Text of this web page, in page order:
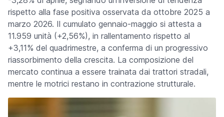
rispetto alla fase positiva osservata da ottobre 2025 a
marzo 2026. Il cumulato gennaio-maggio si attesta a
11.959 unità (+2,56%), in rallentamento rispetto al
+3,11% del quadrimestre, a conferma di un progressivo
riassorbimento della crescita. La composizione del
mercato continua a essere trainata dai trattori stradali,
mentre le motrici restano in contrazione strutturale.